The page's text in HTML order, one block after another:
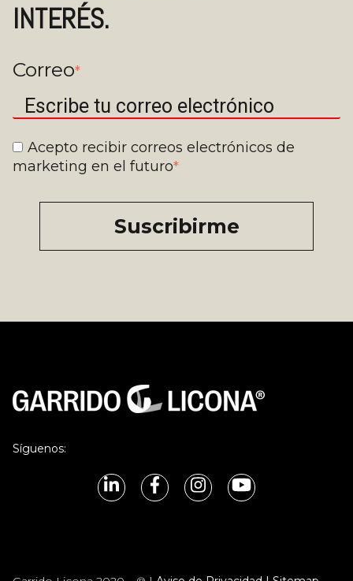
INTERÉS.
Correo*
Acepto recibir correos electrónicos de
marketing en el futuro*
Síguenos: